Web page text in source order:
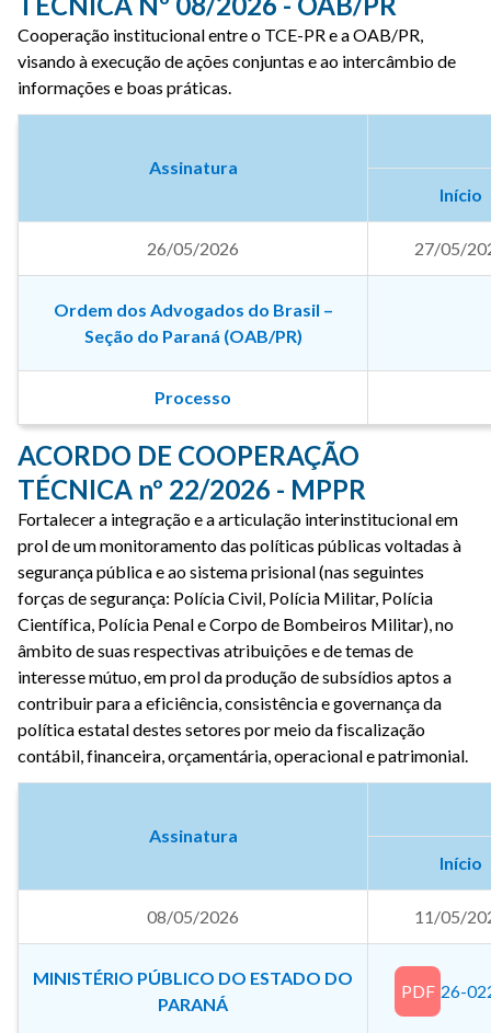
Cooperação institucional entre o TCE-PR e a OAB/PR,
visando à execução de ações conjuntas e ao intercâmbio de
informações e boas práticas.
Assinatura
Início
26/05/2026 27/05/
Ordem dos Advogados do Brasil –
Seção do Paraná (OAB/PR)
Processo
ACORDO DE COOPERAÇÃO
TÉCNICA nº 22/2026 - MPPR
Fortalecer a integração e a articulação interinstitucional em
prol de um monitoramento das políticas públicas voltadas à
segurança pública e ao sistema prisional (nas seguintes
forças de segurança: Polícia Civil, Polícia Militar, Polícia
Científica, Polícia Penal e Corpo de Bombeiros Militar), no
âmbito de suas respectivas atribuições e de temas de
interesse mútuo, em prol da produção de subsídios aptos a
contribuir para a eficiência, consistência e governança da
política estatal destes setores por meio da fiscalização
contábil, financeira, orçamentária, operacional e patrimonial.
Assinatura
Início
08/05/2026 11/05/
MINISTÉRIO PÚBLICO DO ESTADO DO
PARANÁ
PDF 26-